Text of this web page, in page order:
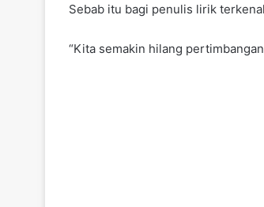
Sebab itu bagi penulis lirik
“Kita semakin hilang